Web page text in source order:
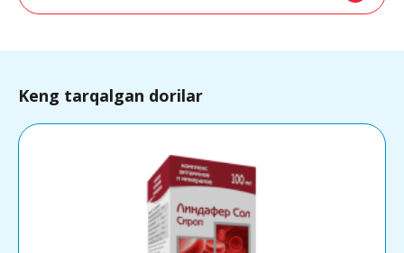
Keng tarqalgan dorilar